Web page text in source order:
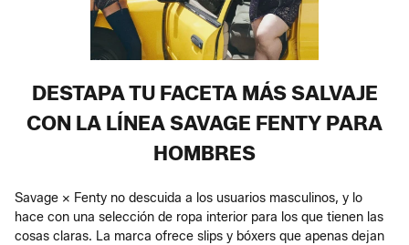
DESTAPA TU FACETA MÁS SALVAJE
CON LA LÍNEA SAVAGE FENTY PARA
HOMBRES
Savage x Fenty no descuida a los usuarios masculinos, y lo
hace con una selección de ropa interior para los que tienen las
cosas claras. La marca ofrece slips y bóxers que apenas dejan